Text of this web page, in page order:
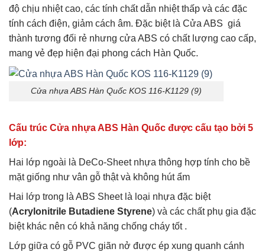
độ chịu nhiệt cao, các tính chất dẫn nhiệt thấp và các đặc
tính cách điện, giảm cách âm. Đặc biệt là Cửa ABS giá
thành tương đối rẻ nhưng cửa ABS có chất lượng cao cấp,
mang vẻ đẹp hiện đại phong cách Hàn Quốc.
Cửa nhựa ABS Hàn Quốc KOS 116-K1129 (9)
Cấu trúc Cửa nhựa ABS Hàn Quốc được cấu tạo bởi 5
lớp:
Hai lớp ngoài là DeCo-Sheet nhựa thông hợp tính cho bề
mặt giống như vân gỗ thật và không hút ẩm
Hai lớp trong là ABS Sheet là loại nhựa đặc biệt
(Acrylonitrile Butadiene Styrene) và các chất phụ gia đặc
biệt khác nên có khả năng chống cháy tốt .
Lớp giữa có gỗ PVC giãn nở được ép xung quanh cánh